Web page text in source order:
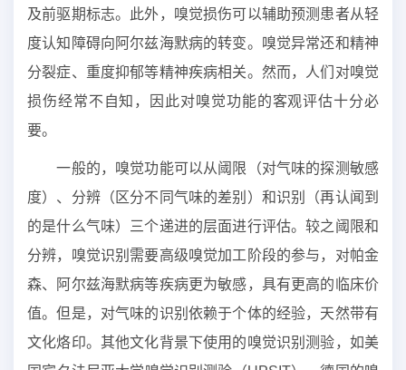
及前驱期标志。此外，嗅觉损伤可以辅助预测患者从轻
度认知障碍向阿尔兹海默病的转变。嗅觉异常还和精神
分裂症、重度抑郁等精神疾病相关。然而，人们对嗅觉
损伤经常不自知，因此对嗅觉功能的客观评估十分必
要。
一般的，嗅觉功能可以从阈限（对气味的探测敏感
度）、分辨（区分不同气味的差别）和识别（再认闻到
的是什么气味）三个递进的层面进行评估。较之阈限和
分辨，嗅觉识别需要高级嗅觉加工阶段的参与，对帕金
森、阿尔兹海默病等疾病更为敏感，具有更高的临床价
值。但是，对气味的识别依赖于个体的经验，天然带有
文化烙印。其他文化背景下使用的嗅觉识别测验，如美